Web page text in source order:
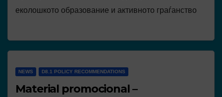
еколошкото образование и активното граѓанство
NEWS D8.1 POLICY RECOMMENDATIONS
Material promocional –